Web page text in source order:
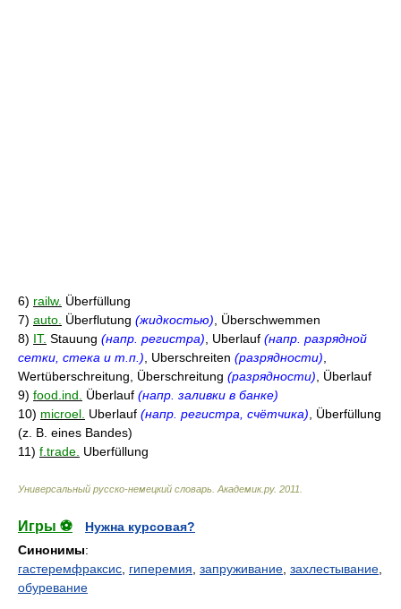
6) railw. Überfüllung
7) auto. Überflutung (жидкостью) , Überschwemmen
8) IT. Stauung (напр. регистра) , Uberlauf (напр. разрядной
сетки, стека и т.п.) , Uberschreiten (разрядности)
Wertüberschreitung, Überschreitung (разрядности) , Überlauf
9) food.ind. Überlauf (напр. заливки в банке)
10) microel. Uberlauf (напр. регистра, счётчика) , Überfüllung
(z. B. eines Bandes)
11) f.trade. Uberfüllung
Универсальный русско-немецкий словарь Академик.ру. 2011
Игры ⚽
Нужна курсовая?
Синонимы:
гастеремфраксис гиперемия запруживание захлестывание
обуревание